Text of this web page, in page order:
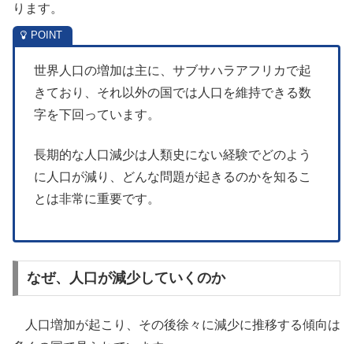
ります。
世界人口の増加は主に、サブサハラアフリカで起
きており、それ以外の国では人口を維持できる数
字を下回っています。
長期的な人口減少は人類史にない経験でどのよう
に人口が減り、どんな問題が起きるのかを知るこ
とは非常に重要です。
なぜ、人口が減少していくのか
人口増加が起こり、その後徐々に減少に推移する傾向は